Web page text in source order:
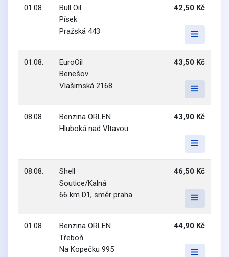
01.08.
Bull Oil
Písek
Pražská 443
42,50 Kč
01.08.
EuroOil
Benešov
Vlašimská 2168
43,50 Kč
08.08.
Benzina ORLEN
Hluboká nad Vltavou
43,90 Kč
08.08.
Shell
Soutice/Kalná
66 km D1, směr praha
46,50 Kč
01.08.
Benzina ORLEN
Třeboň
Na Kopečku 995
44,90 Kč